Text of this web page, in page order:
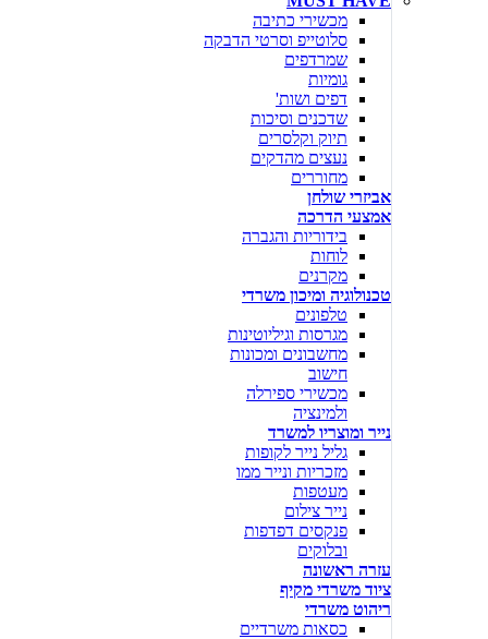
מכשירי כתיבה
סלוטייפ וסרטי הדבקה
שמרדפים
גומיות
דפים ושות'
שדכנים וסיכות
תיוק וקלסרים
נעצים מהדקים
מחוררים
אביזרי שולחן
אמצעי הדרכה
בידוריות והגברה
לוחות
מקרנים
טכנולוגיה ומיכון משרדי
טלפונים
מגרסות וגיליוטינות
מחשבונים ומכונות
חישוב
מכשירי ספירלה
ולמינציה
נייר ומוצריו למשרד
גליל נייר לקופות
מזכריות ונייר ממו
מעטפות
נייר צילום
פנקסים דפדפות
ובלוקים
עזרה ראשונה
ציוד משרדי מקיף
ריהוט משרדי
כסאות משרדיים